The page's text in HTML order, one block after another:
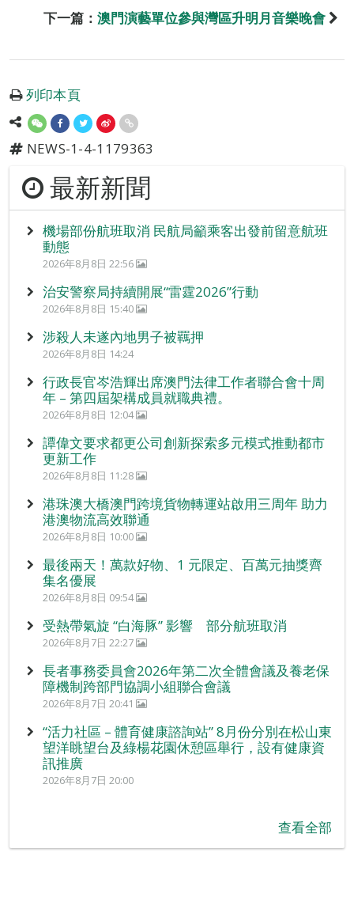
下一篇： 澳門演藝單位參與灣區升明月音樂晚會
列印本頁
NEWS-1-4-1179363
最新新聞
機場部份航班取消 民航局籲乘客出發前留意航班
動態
2026年8月8日 22:56
治安警察局持續開展“雷霆2026”行動
2026年8月8日 15:40
涉殺人未遂內地男子被羈押
2026年8月8日 14:24
行政長官岑浩輝出席澳門法律工作者聯合會十周
年 – 第四屆架構成員就職典禮。
2026年8月8日 12:04
譚偉文要求都更公司創新探索多元模式推動都市
更新工作
2026年8月8日 11:28
港珠澳大橋澳門跨境貨物轉運站啟用三周年 助力
港澳物流高效聯通
2026年8月8日 10:00
最後兩天！萬款好物、1 元限定、百萬元抽獎齊
集名優展
2026年8月8日 09:54
受熱帶氣旋 “白海豚” 影響 部分航班取消
2026年8月7日 22:27
長者事務委員會2026年第二次全體會議及養老保
障機制跨部門協調小組聯合會議
2026年8月7日 20:41
“活力社區 – 體育健康諮詢站” 8月份分別在松山東
望洋眺望台及綠楊花園休憩區舉行，設有健康資
訊推廣
2026年8月7日 20:00
查看全部